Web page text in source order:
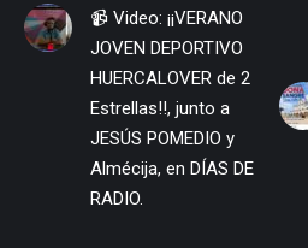
📹 Video: ¡¡VERANO
JOVEN DEPORTIVO
HUERCALOVER de 2
Estrellas!!, junto a
JESÚS POMEDIO y
Almécija, en DÍAS DE
RADIO.